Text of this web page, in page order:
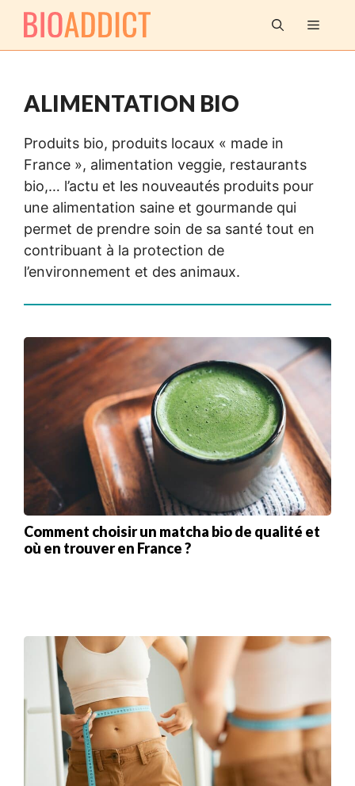
Aller
contenu
MENU
ALIMENTATION BIO
Produits bio, produits locaux « made in
France », alimentation veggie, restaurants
bio,… l’actu et les nouveautés produits pour
une alimentation saine et gourmande qui
permet de prendre soin de sa santé tout en
contribuant à la protection de
l’environnement et des animaux.
Comment choisir un matcha bio de qualité et
où en trouver en France ?